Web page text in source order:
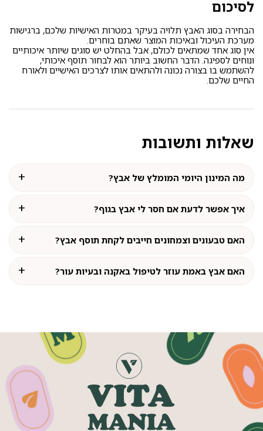
לסיכום
הבחירה בסוג האבץ תלויה בעיקר במטרות האישיות שלכם, ברגישות
מערכת העיכול ובאיכות המוצר שאתם בוחרים.
אין סוג אחד שמתאים לכולם, אבל בהחלט יש סוגים שיותר איכותיים
ונוחים לספיגה. הדבר החשוב ביותר הוא לבחור תוסף איכותי,
להשתמש בו בצורה נכונה ולהתאים אותו לצרכים האישיים ולאורח
החיים שלכם.
שאלות ותשובות
מה המינון היומי המומלץ של אבץ?
איך אפשר לדעת אם חסר לי אבץ בגוף?
האם טבעונים וצמחונים חייבים לקחת תוסף אבץ?
האם אבץ באמת עוזר לטיפול באקנה ובעיות עור?